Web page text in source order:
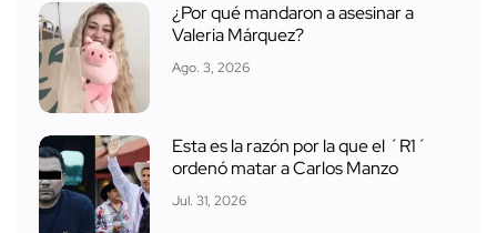
¿Por qué mandaron a asesinar a
Valeria Márquez?
Ago. 3, 2026
Esta es la razón por la que el ´R1´
ordenó matar a Carlos Manzo
Jul. 31, 2026